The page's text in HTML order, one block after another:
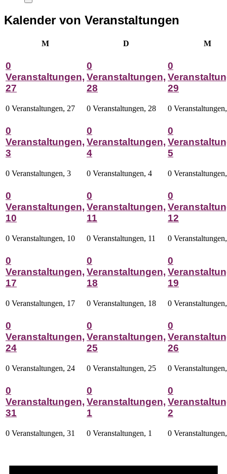
Kalender von Veranstaltungen
MMontag D M
0
Veranstaltungen,
27
0 Veranstaltungen, 27
0
Veranstaltungen,
28
0 Veranstaltungen, 28
0
29
0
0
Veranstaltungen,
3
0 Veranstaltungen, 3
0
Veranstaltungen,
4
0 Veranstaltungen, 4
0
5
0
0
Veranstaltungen,
10
0 Veranstaltungen, 10
0
Veranstaltungen,
11
0 Veranstaltungen, 11
0
12
0
0
Veranstaltungen,
17
0 Veranstaltungen, 17
0
Veranstaltungen,
18
0 Veranstaltungen, 18
0
19
0
0
Veranstaltungen,
24
0 Veranstaltungen, 24
0
Veranstaltungen,
25
0 Veranstaltungen, 25
0
26
0
0
Veranstaltungen,
31
0 Veranstaltungen, 31
0
Veranstaltungen,
1
0 Veranstaltungen, 1
0
2
0